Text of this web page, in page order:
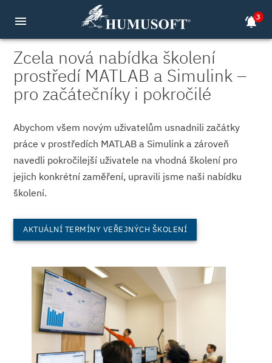
menu notifications_active3
Zcela nová nabídka školení
prostředí MATLAB a Simulink –
pro začátečníky i pokročilé
Abychom všem novým uživatelům usnadnili začátky
práce v prostředích MATLAB a Simulink a zároveň
navedli pokročilejší uživatele na vhodná školení pro
jejich konkrétní zaměření, upravili jsme naši nabídku
školení.
AKTUÁLNÍ TERMÍNY VEŘEJNÝCH ŠKOLENÍ